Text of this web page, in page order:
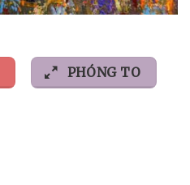
PHÓNG TO